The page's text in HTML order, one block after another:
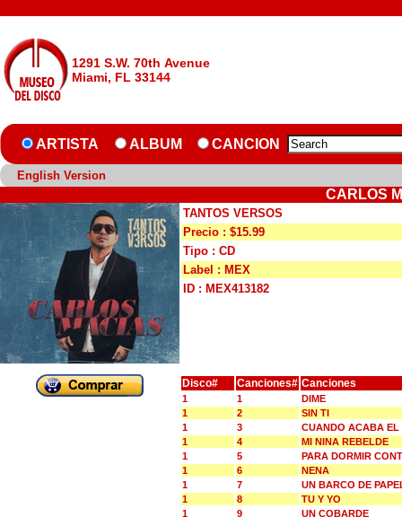
1291 S.W. 70th Avenue
Miami, FL 33144
ARTISTA ALBUM CANCION
English Version
CARLOS
TANTOS VERSOS
Precio : $15.99
Tipo : CD
Label : MEX
ID : MEX413182
Disco# Canciones# Canciones
1 1
DIME
1
2
SIN TI
1
3
CUANDO ACABA EL
1
4
MI NINA REBELDE
1
5
PARA DORMIR
1
6
NENA
1
7
UN BARCO DE
1
8
TU Y YO
1
9
UN COBARDE